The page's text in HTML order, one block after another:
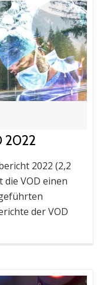
2022
2022 (2,2
VOD einen
der VOD